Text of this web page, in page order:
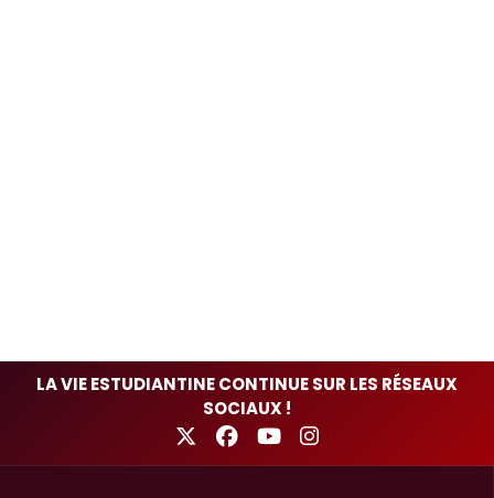
LA VIE ESTUDIANTINE CONTINUE SUR LES RÉSEAUX
SOCIAUX !